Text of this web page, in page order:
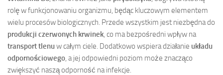
rolę w funkcjonowaniu organizmu, będąc kluczowym elementem
wielu procesów biologicznych. Przede wszystkim jest niezbędna do
produkcji czerwonych krwinek, co ma bezpośredni wpływ na
transport tlenuw całym ciele. Dodatkowo wspiera działanie układu
odpornościowego, a jej odpowiedni poziom może znacząco
zwiększyć naszą odporność na infekcje.